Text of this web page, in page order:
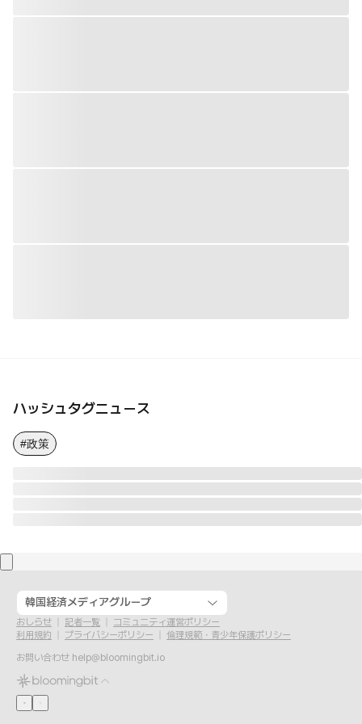
ハッシュタグニュース
#政策
韓国経済メディアグループ
おしらせ 記者一覧
コミュニティ運営ポリシー
利用規約
プライバシーポリシー
倫理規範・青少年保護ポリシー
お問い合わせ help@bloomingbit.io